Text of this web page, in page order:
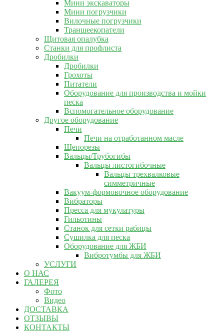
Мини экскаваторы
Мини погрузчики
Вилочные погрузчики
Траншеекопатели
Щитовая опалубка
Станки для профлиста
Дробилки
Дробилки
Грохоты
Питатели
Оборудование для производства и мойки
песка
Вспомогательное оборудование
Другое оборудование
Печи
Печи на отработанном масле
Щепорезы
Вальцы/Трубогибы
Вальцы листогибочные
Вальцы трехвалковые
симметричные
Вакуум-формовочное оборудование
Вибраторы
Пресса для мукулатуры
Гильотины
Станок для сетки рабицы
Сушилка для песка
Оборудование для ЖБИ
Вибротумбы для ЖБИ
УСЛУГИ
О НАС
ГАЛЕРЕЯ
Фото
Видео
ДОСТАВКА
ОТЗЫВЫ
КОНТАКТЫ